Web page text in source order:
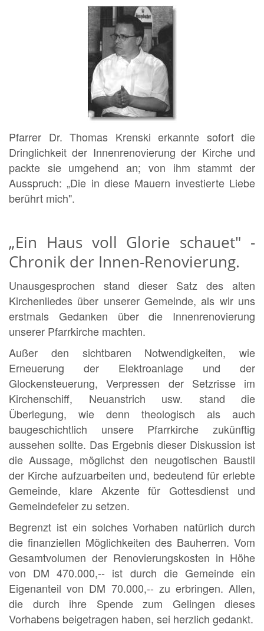
Pfarrer Dr. Thomas Krenski erkannte sofort die
Dringlichkeit der Innenrenovierung der Kirche und
packte sie umgehend an; von ihm stammt der
Ausspruch: „Die in diese Mauern investierte Liebe
berührt mich".
„Ein Haus voll Glorie schauet" -
Chronik der Innen-Renovierung.
Unausgesprochen stand dieser Satz des alten
Kirchenliedes über unserer Gemeinde, als wir uns
erstmals Gedanken über die Innenrenovierung
unserer Pfarrkirche machten.
Außer den sichtbaren Notwendigkeiten, wie
Erneuerung der Elektroanlage und der
Glockensteuerung, Verpressen der Setzrisse im
Kirchenschiff, Neuanstrich usw. stand die
Überlegung, wie denn theologisch als auch
baugeschichtlich unsere Pfarrkirche zukünftig
aussehen sollte. Das Ergebnis dieser Diskussion ist
die Aussage, möglichst den neugotischen Baustil
der Kirche aufzuarbeiten und, bedeutend für erlebte
Gemeinde, klare Akzente für Gottesdienst und
Gemeindefeier zu setzen.
Begrenzt ist ein solches Vorhaben natürlich durch
die finanziellen Möglichkeiten des Bauherren. Vom
Gesamtvolumen der Renovierungskosten in Höhe
von DM 470.000,-- ist durch die Gemeinde ein
Eigenanteil von DM 70.000,-- zu erbringen. Allen,
die durch ihre Spende zum Gelingen dieses
Vorhabens beigetragen haben, sei herzlich gedankt.